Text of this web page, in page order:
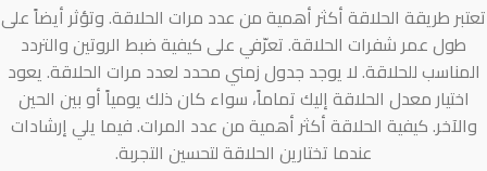
تعتبر طريقة الحلاقة أكثر أهمية من عدد مرات الحلاقة. وتؤثر أيضاً على
طول عمر شفرات الحلاقة. تعرّفي على كيفية ضبط الروتين والتردد
المناسب للحلاقة. لا يوجد جدول زمني محدد لعدد مرات الحلاقة. يعود
اختيار معدل الحلاقة إليك تماماً، سواء كان ذلك يومياً أو بين الحين
والآخر. كيفية الحلاقة أكثر أهمية من عدد المرات. فيما يلي إرشادات
عندما تختارين الحلاقة لتحسين التجربة.